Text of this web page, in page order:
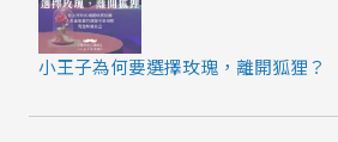
小王子為何要選擇玫瑰，離開狐狸？